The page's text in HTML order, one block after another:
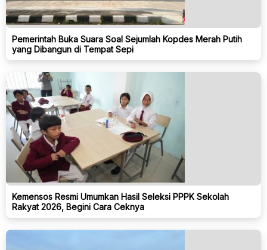
Pemerintah Buka Suara Soal Sejumlah Kopdes Merah Putih
yang Dibangun di Tempat Sepi
Kemensos Resmi Umumkan Hasil Seleksi PPPK Sekolah
Rakyat 2026, Begini Cara Ceknya